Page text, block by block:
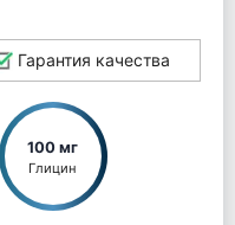
Гарантия качества
100 мг
Глицин